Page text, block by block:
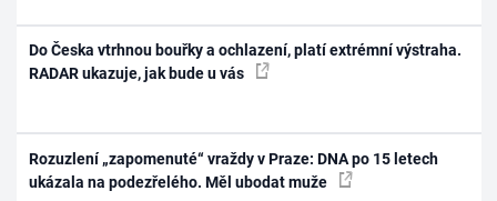
Do Česka vtrhnou bouřky a ochlazení, platí extrémní výstraha.
RADAR ukazuje, jak bude u vás
Rozuzlení „zapomenuté“ vraždy v Praze: DNA po 15 letech
ukázala na podezřelého. Měl ubodat muže